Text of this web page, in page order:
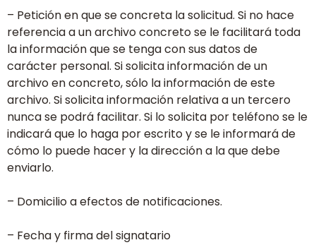
– Petición en que se concreta la solicitud. Si no hace
referencia a un archivo concreto se le facilitará toda
la información que se tenga con sus datos de
carácter personal. Si solicita información de un
archivo en concreto, sólo la información de este
archivo. Si solicita información relativa a un tercero
nunca se podrá facilitar. Si lo solicita por teléfono se le
indicará que lo haga por escrito y se le informará de
cómo lo puede hacer y la dirección a la que debe
enviarlo.
– Domicilio a efectos de notificaciones.
– Fecha y firma del signatario